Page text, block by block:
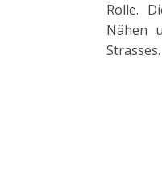
Rolle.
Nähen
Strasses.